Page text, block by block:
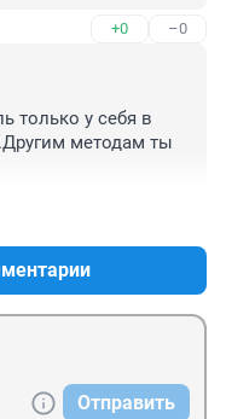
+0 –0
только у себя в
методам ты
Отправить